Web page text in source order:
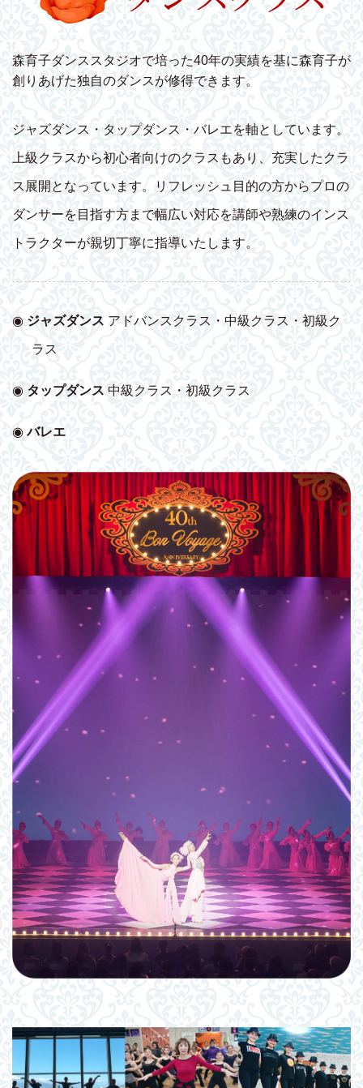
森育子ダンススタジオで培った40年の実績を基に森育子が
創りあげた独自のダンスが修得できます。
ジャズダンス・タップダンス・バレエを軸としています。
上級クラスから初心者向けのクラスもあり、充実したクラ
ス展開となっています。リフレッシュ目的の方からプロの
ダンサーを目指す方まで幅広い対応を講師や熟練のインス
トラクターが親切丁寧に指導いたします。
◉ジャズダンス アドバンスクラス・中級クラス・初級ク
ラス
◉タップダンス 中級クラス・初級クラス
◉バレエ